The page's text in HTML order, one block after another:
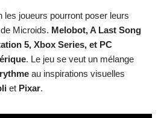
les joueurs pourront poser leurs
Microids. Melobot, A Last Song
5, Xbox Series, et PC
. Le jeu se veut un mélange
rythme au inspirations visuelles
et Pixar.